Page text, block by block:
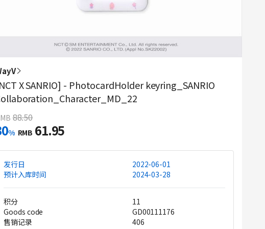
X SANRIO] - PhotocardHolder keyring_SANRIO
88.50
% RMB 61.95
发行日
2022-06-01
预计入库时间
2024-03-28
积分
11
Goods code
GD00111176
售销记录
406